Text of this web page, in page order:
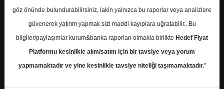
Kurum Sayısı
12
Al
4
Tut
4
End.
Get.
3
Nötr
1
göz önünde bulundurabilirsiniz, lakin yalnızca bu raporlar veya analizlere
güvenerek yatırım yapmak sizi maddi kayıplara uğratabilir.. Bu
bilgiler/paylaşımlar kurum&banka raporları olmakla birlikte Hedef Fiyat
Platformu kesinlikle alım/satım için bir tavsiye veya yorum
yapmamaktadır ve yine kesinlikle tavsiye niteliği taşımamaktadır."